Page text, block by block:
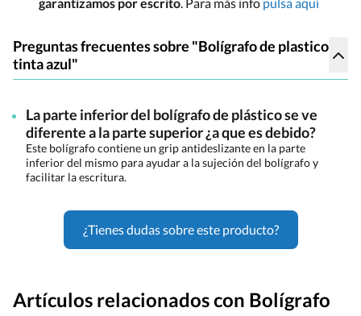
Preguntas frecuentes sobre "Bolígrafo de plastico
tinta azul"
La parte inferior del bolígrafo de plástico se ve
diferente a la parte superior ¿a que es debido?
Este bolígrafo contiene un grip antideslizante en la parte
inferior del mismo para ayudar a la sujeción del bolígrafo y
facilitar la escritura.
¿Tienes dudas sobre este producto?
Artículos relacionados con Bolígrafo